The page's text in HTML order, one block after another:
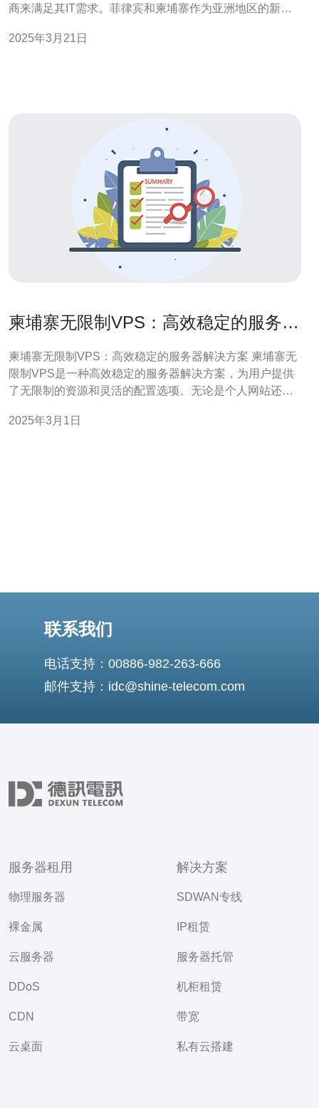
商来满足其IT需求。菲律宾和柬埔寨作为亚洲地区的新兴
绍菲律宾和柬埔寨的云服务器市场，并提供一些建议来选
2025年3月21日
柬埔寨无限制VPS：高效稳定的服务器
柬埔寨无限制VPS：高效稳定的服务器解决方案 柬埔寨无
限制VPS是一种高效稳定的服务器解决方案，为用户提供
了无限制的资源和灵活的配置选项。无论是个人网站还是
无限制VPS采用先进的服务器架构和稳定的网络环境，确
2025年3月1日
联系我们
电话支持：00886-982-263-666
邮件支持：idc@shine-telecom.com
服务器租用
物理服务器
裸金属
云服务器
DDoS
CDN
云桌面
解决方案
SDWAN专线
IP租赁
服务器托管
机柜租赁
带宽
私有云搭建